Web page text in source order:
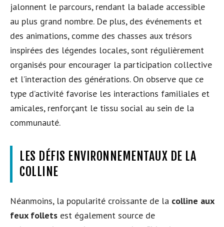
jalonnent le parcours, rendant la balade accessible
au plus grand nombre. De plus, des événements et
des animations, comme des chasses aux trésors
inspirées des légendes locales, sont régulièrement
organisés pour encourager la participation collective
et l’interaction des générations. On observe que ce
type d’activité favorise les interactions familiales et
amicales, renforçant le tissu social au sein de la
communauté.
LES DÉFIS ENVIRONNEMENTAUX DE LA
COLLINE
Néanmoins, la popularité croissante de la colline aux
feux follets est également source de